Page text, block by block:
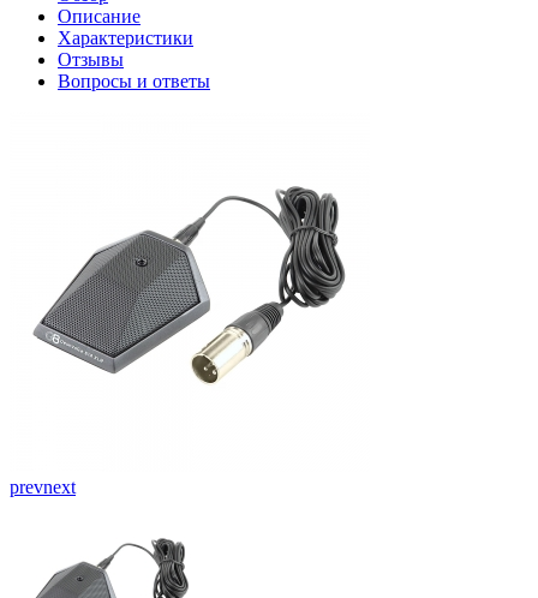
Описание
Характеристики
Отзывы
Вопросы и ответы
prevnext